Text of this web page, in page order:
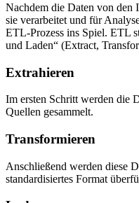
Nachdem die Daten von den
sie verarbeitet und für
ETL-Prozess ins Spiel. ETL
und Laden“ (Extract,
Extrahieren
Im ersten Schritt werden die
Quellen gesammelt.
Transformieren
Anschließend werden diese
standardisiertes Format